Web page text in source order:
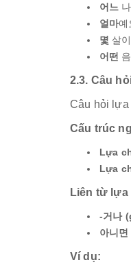
어느
얼마예
몇 살
어떤
2.3. Câu
Câu hỏi lựa
Cấu trúc
Lựa
Lựa
Liên từ lựa
-거나
아니
Ví dụ: